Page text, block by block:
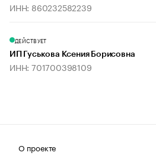
ИНН: 860232582239
ДЕЙСТВУЕТ
ИП Гуськова Ксения Борисовна
ИНН: 701700398109
О проекте